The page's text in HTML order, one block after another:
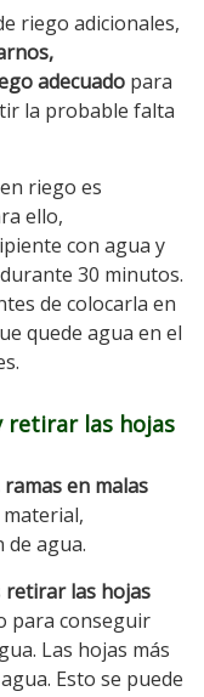
riego adicionales,
adecuado para
la probable falta
riego es
ello,
con agua y
30 minutos.
de colocarla en
quede agua en el
retirar las hojas
ramas en malas
material,
agua.
retirar las hojas
para conseguir
Las hojas más
Esto se puede